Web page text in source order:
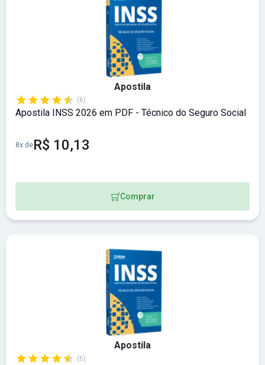
Apostila
(6)
Apostila INSS 2026 em PDF - Técnico do Seguro Social
8x deR$ 10,13
Comprar
Apostila
(6)